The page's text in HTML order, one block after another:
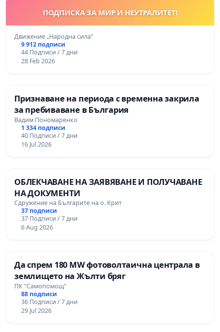
ПОДПИСКА ЗА МИР И НЕУТРАЛИТЕТ!
Движение „Народна сила“
9 912 подписи
44 Подписи / 7 дни
28 Feb 2026
Признаване на периода с временна закрила
за пребиваване в България
Вадим Пономаренко
1 334 подписи
40 Подписи / 7 дни
16 Jul 2026
ОБЛЕКЧАВАНЕ НА ЗАЯВЯВАНЕ И ПОЛУЧАВАНЕ
НА ДОКУМЕНТИ
Сдружение на Българите на о. Крит
37 подписи
37 Подписи / 7 дни
6 Aug 2026
Да спрем 180 MW фотоволтаична централа в
землището на Жълти бряг
ПК "Самопомощ"
88 подписи
36 Подписи / 7 дни
29 Jul 2026